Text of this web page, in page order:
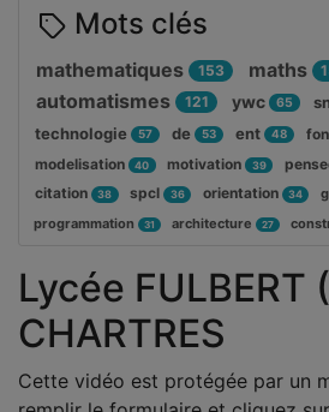
Lycée FULBERT
CHARTRES
Cette vidéo est protégée par un
Mots clés
mathematiques 153 maths
automatismes 121 ywc 65
technologie 57 de 53 ent 48
modelisation 40 motivation 39
citation 38 spcl 36 orientation 34
programmation 31 architecture 27